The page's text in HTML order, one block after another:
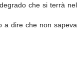
che si terrà nel
a dire che non sapeva